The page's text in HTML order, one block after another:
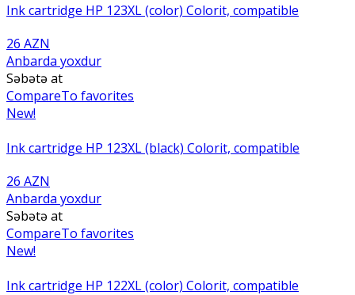
Ink cartridge HP 123XL (color) Colorit, compatible
26 AZN
Anbarda yoxdur
Səbətə at
CompareTo favorites
New!
Ink cartridge HP 123XL (black) Colorit, compatible
26 AZN
Anbarda yoxdur
Səbətə at
CompareTo favorites
New!
Ink cartridge HP 122XL (color) Colorit, compatible